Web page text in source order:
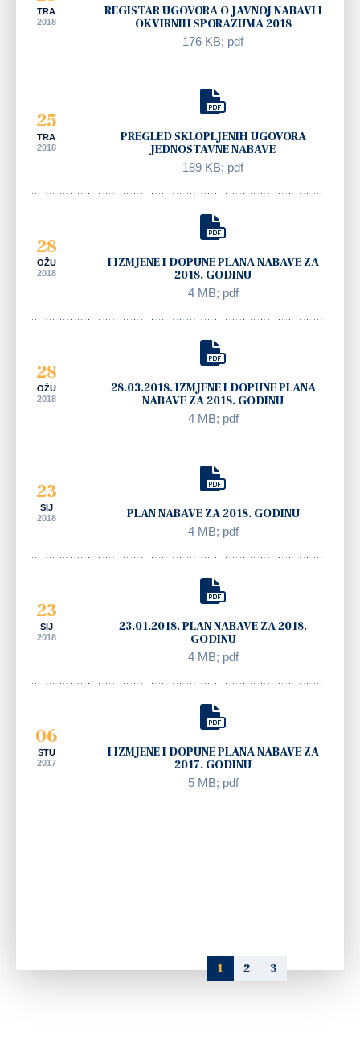
TRA
2018
REGISTAR UGOVORA O JAVNOJ NABAVI I
OKVIRNIH SPORAZUMA 2018
176 KB; pdf
25
TRA
2018
PREGLED SKLOPLJENIH UGOVORA
JEDNOSTAVNE NABAVE
189 KB; pdf
28
OŽU
2018
I IZMJENE I DOPUNE PLANA NABAVE ZA
2018. GODINU
4 MB; pdf
28
OŽU
2018
28.03.2018. IZMJENE I DOPUNE PLANA
NABAVE ZA 2018. GODINU
4 MB; pdf
23
SIJ
2018
PLAN NABAVE ZA 2018. GODINU
4 MB; pdf
23
SIJ
2018
23.01.2018. PLAN NABAVE ZA 2018.
GODINU
4 MB; pdf
06
STU
2017
I IZMJENE I DOPUNE PLANA NABAVE ZA
2017. GODINU
5 MB; pdf
1 2 3